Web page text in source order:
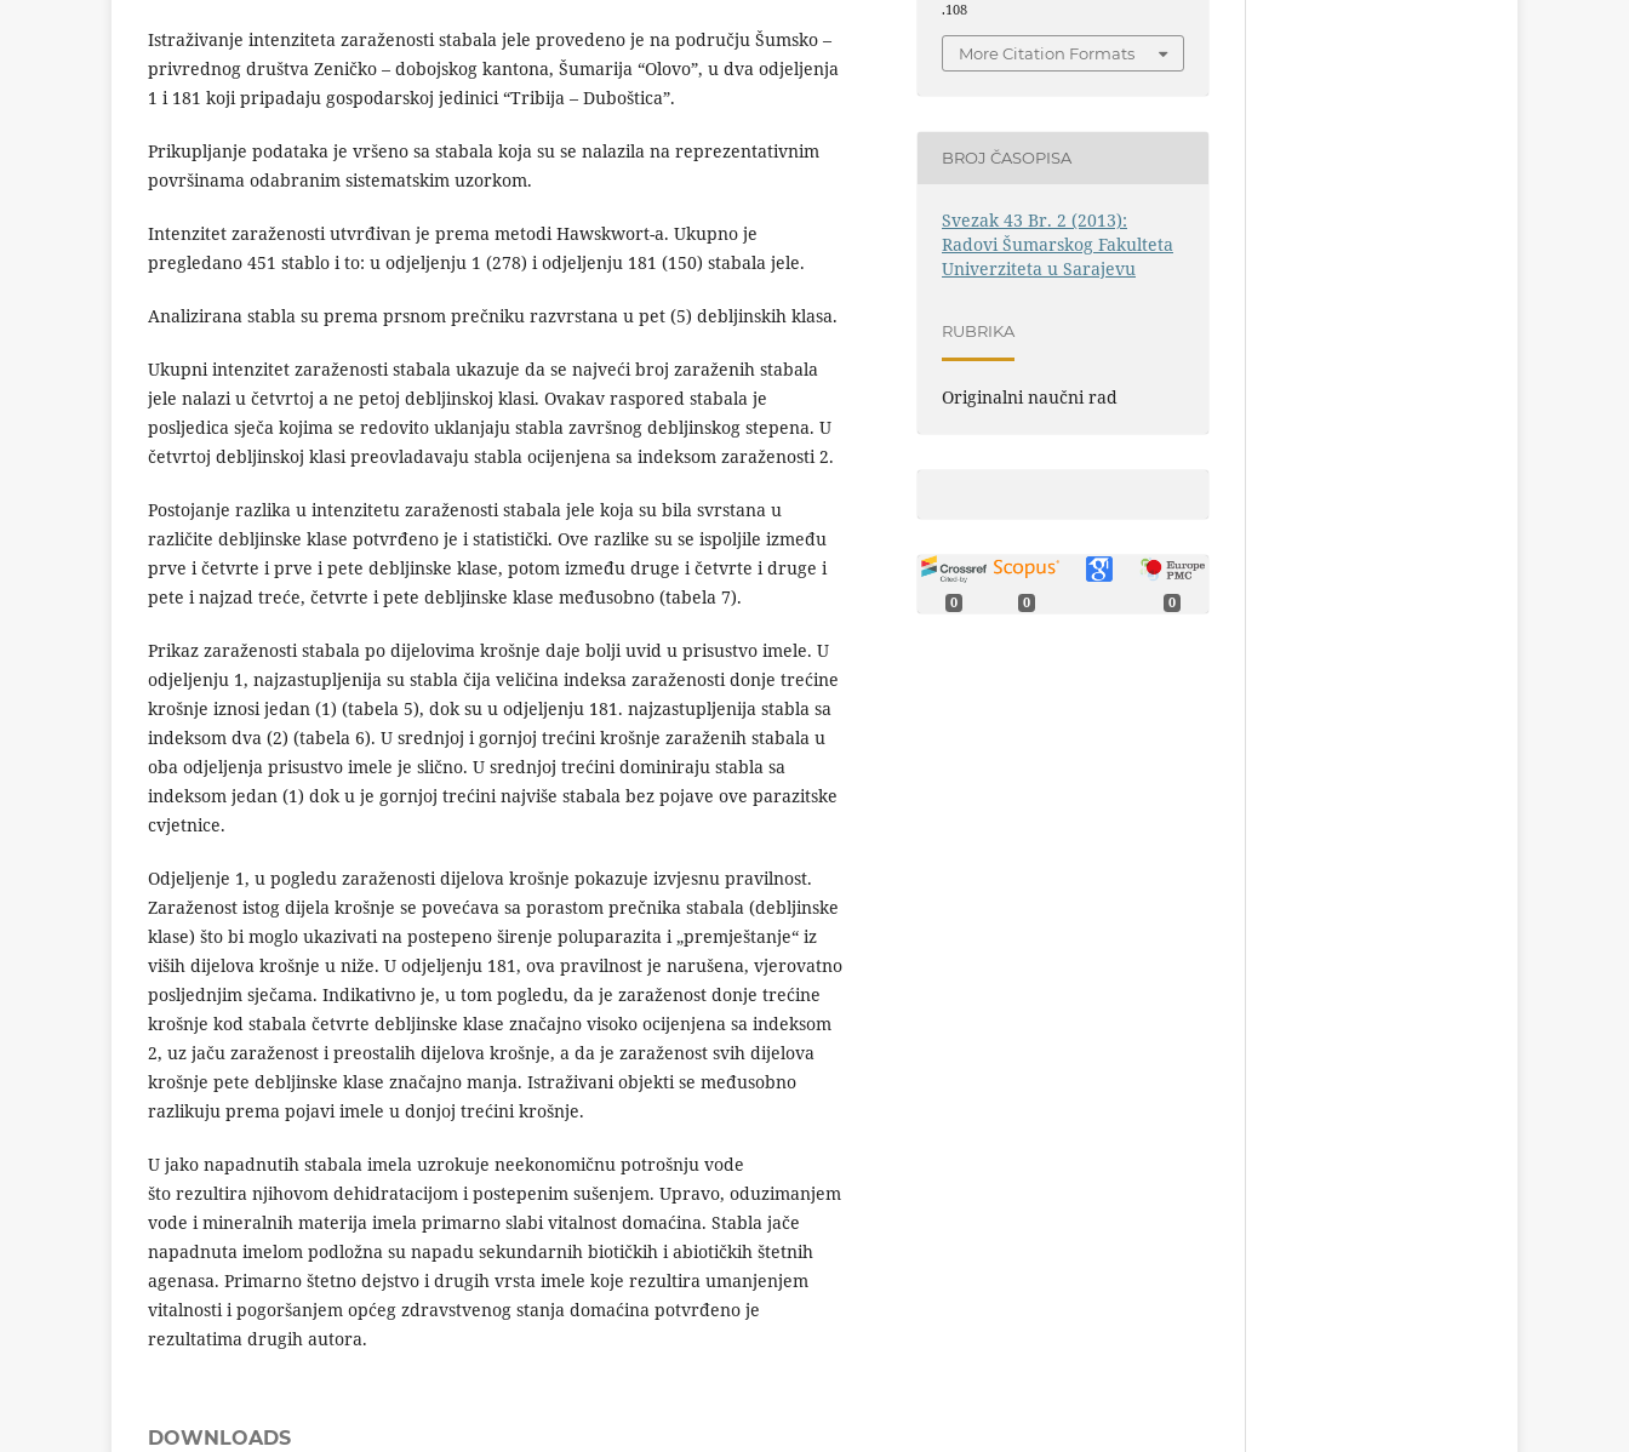
Istraživanje intenziteta zaraženosti stabala jele provedeno je na području Šumsko –
privrednog društva Zeničko – dobojskog kantona, Šumarija “Olovo”, u dva odjeljenja
1 i 181 koji pripadaju gospodarskoj jedinici “Tribija – Duboštica”.
Prikupljanje podataka je vršeno sa stabala koja su se nalazila na reprezentativnim
površinama odabranim sistematskim uzorkom.
Intenzitet zaraženosti utvrđivan je prema metodi Hawskwort-a. Ukupno je
pregledano 451 stablo i to: u odjeljenju 1 (278) i odjeljenju 181 (150) stabala jele.
Analizirana stabla su prema prsnom prečniku razvrstana u pet (5) debljinskih klasa.
Ukupni intenzitet zaraženosti stabala ukazuje da se najveći broj zaraženih stabala
jele nalazi u četvrtoj a ne petoj debljinskoj klasi. Ovakav raspored stabala je
posljedica sječa kojima se redovito uklanjaju stabla završnog debljinskog stepena. U
četvrtoj debljinskoj klasi preovladavaju stabla ocijenjena sa indeksom zaraženosti 2.
Postojanje razlika u intenzitetu zaraženosti stabala jele koja su bila svrstana u
različite debljinske klase potvrđeno je i statistički. Ove razlike su se ispoljile između
prve i četvrte i prve i pete debljinske klase, potom između druge i četvrte i druge i
pete i najzad treće, četvrte i pete debljinske klase međusobno (tabela 7).
Prikaz zaraženosti stabala po dijelovima krošnje daje bolji uvid u prisustvo imele. U
odjeljenju 1, najzastupljenija su stabla čija veličina indeksa zaraženosti donje trećine
krošnje iznosi jedan (1) (tabela 5), dok su u odjeljenju 181. najzastupljenija stabla sa
indeksom dva (2) (tabela 6). U srednjoj i gornjoj trećini krošnje zaraženih stabala u
oba odjeljenja prisustvo imele je slično. U srednjoj trećini dominiraju stabla sa
indeksom jedan (1) dok u je gornjoj trećini najviše stabala bez pojave ove parazitske
cvjetnice.
Odjeljenje 1, u pogledu zaraženosti dijelova krošnje pokazuje izvjesnu pravilnost.
Zaraženost istog dijela krošnje se povećava sa porastom prečnika stabala (debljinske
klase) što bi moglo ukazivati na postepeno širenje poluparazita i „premještanje“ iz
viših dijelova krošnje u niže. U odjeljenju 181, ova pravilnost je narušena, vjerovatno
posljednjim sječama. Indikativno je, u tom pogledu, da je zaraženost donje trećine
krošnje kod stabala četvrte debljinske klase značajno visoko ocijenjena sa indeksom
2, uz jaču zaraženost i preostalih dijelova krošnje, a da je zaraženost svih dijelova
krošnje pete debljinske klase značajno manja. Istraživani objekti se međusobno
razlikuju prema pojavi imele u donjoj trećini krošnje.
U jako napadnutih stabala imela uzrokuje neekonomičnu potrošnju vode
što rezultira njihovom dehidratacijom i postepenim sušenjem. Upravo, oduzimanjem
vode i mineralnih materija imela primarno slabi vitalnost domaćina. Stabla jače
napadnuta imelom podložna su napadu sekundarnih biotičkih i abiotičkih štetnih
agenasa. Primarno štetno dejstvo i drugih vrsta imele koje rezultira umanjenjem
vitalnosti i pogoršanjem općeg zdravstvenog stanja domaćina potvrđeno je
rezultatima drugih autora.
DOWNLOADS
.108
More Citation Formats
BROJ ČASOPISA
Svezak 43 Br. 2 (2013):
Radovi Šumarskog Fakulteta
Univerziteta u Sarajevu
RUBRIKA
Originalni naučni rad
0 0 0